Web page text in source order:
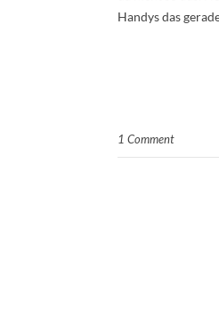
Handys das
1 Comment